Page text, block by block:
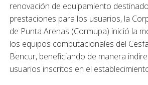
renovación de equipamiento
prestaciones para los usuarios, la
de Punta Arenas (Cormupa) inició la
los equipos computacionales del
Bencur, beneficiando de manera
usuarios inscritos en el